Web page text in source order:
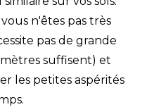
n'êtes pas très
pas de grande
suffisent) et
les petites aspérités